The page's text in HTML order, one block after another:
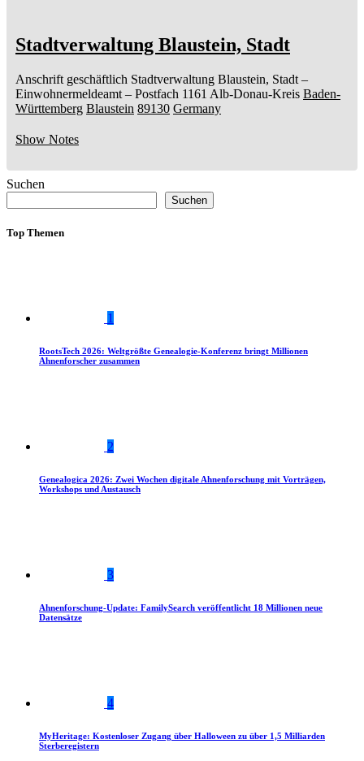
Stadtverwaltung Blaustein, Stadt
Anschrift geschäftlich Stadtverwaltung Blaustein, Stadt –
Einwohnermeldeamt – Postfach 1161 Alb-Donau-Kreis Baden-
Württemberg Blaustein 89130 Germany
Show Notes
Suchen
Suchen
Top Themen
1
RootsTech 2026: Weltgrößte Genealogie-Konferenz bringt Millionen
Ahnenforscher zusammen
2
Genealogica 2026: Zwei Wochen digitale Ahnenforschung mit Vorträgen,
Workshops und Austausch
3
Ahnenforschung-Update: FamilySearch veröffentlicht 18 Millionen neue
Datensätze
4
MyHeritage: Kostenloser Zugang über Halloween zu über 1,5 Milliarden
Sterberegistern